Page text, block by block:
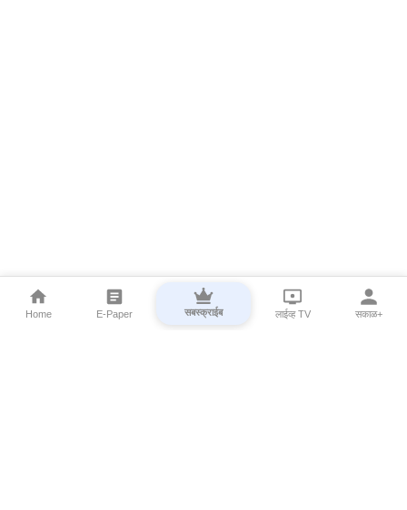
Home E-Paper सबस्क्राईब लाईव्ह TV सकाळ+